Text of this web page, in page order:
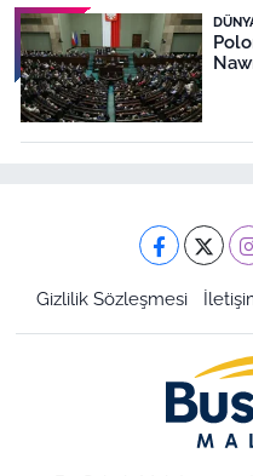
Gizlilik Sözleşmesi